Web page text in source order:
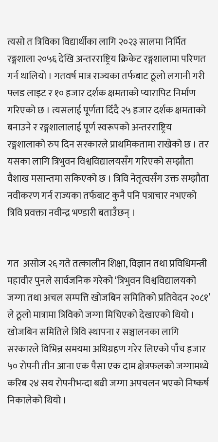
त्यसो त त्रिविका विद्यार्थीका लागि २०२३ सालमा निर्मित
रङ्गशाला २०५६ देखि अन्तरराष्ट्रिय क्रिकेट रङ्गशालामा परिणत
गर्न थालियो । गतवर्ष मात्र राज्यका तर्फबाट ठूलो लगानी गरी
फ्लड लाइट र १० हजार दर्शक क्षमताको प्यारापिट निर्माण
गरिएको छ । त्यसलाई पूर्णता दिँदै २५ हजार दर्शक क्षमताको
बनाउने र रङ्गशालालाई पूर्ण स्वरूपको अन्तरराष्ट्रिय
रङ्गशालाको रुप दिन सरकारले प्राथमिकतामा राखेको छ । तर
यसका लागि त्रिभुवन विश्वविद्यालयसँग गरिएको सम्झौता
वैशाख मसान्तमा सकिएको छ । त्रिवि नेतृत्वसँग उक्त सम्झौता
नवीकरण गर्न राज्यका तर्फबाट कुनै पनि पत्राचार नभएको
त्रिवि प्रवक्ता नवीन्द्र भण्डारी बताउँछन् ।
गत असोज २६ गते तत्कालीन शिक्षा, विज्ञान तथा प्रविधिमन्त्री
महावीर पुनले सार्वजनिक गरेको ‘त्रिभुवन विश्वविद्यालयको
जग्गा तथा अचल सम्पत्ति खोजबिन समितिको प्रतिवेदन २०८१’
ले ठूलो मात्रामा त्रिविको जग्गा मिचिएको देखाएको थियो ।
खोजबिन समितिले त्रिवि स्थापना र सञ्चालनका लागि
सरकारले विभिन्न समयमा अधिग्रहण गरेर लिएको पाँच हजार
५० रोपनी तीन आना एक पैसा एक दाम क्षेत्रफलको जग्गामध्ये
करिब २४ सय रोपनीभन्दा बढी जग्गा अपचलन भएको निष्कर्ष
निकालेको थियो ।